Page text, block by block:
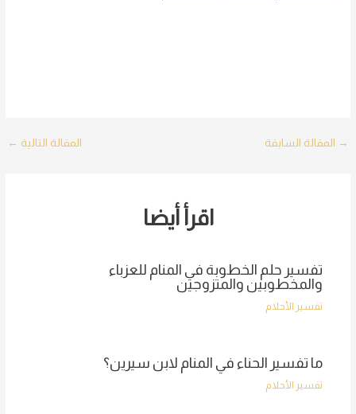
Post
→ المقالة السابقة المقالة التالية ←
اقرأ أيضا
تفسير حلم الخطوبة في المنام للعزباء
والمخطوبين والمتزوجين
تفسير الأحلام
ما تفسير الحناء في المنام لابن سيرين؟
تفسير الأحلام